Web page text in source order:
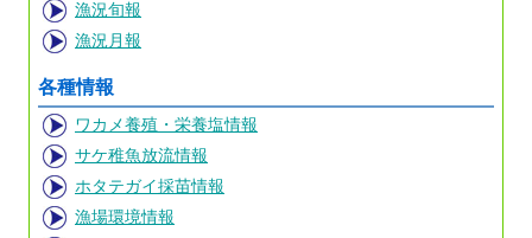
漁況旬報
漁況月報
各種情報
ワカメ養殖・栄養塩情報
サケ稚魚放流情報
ホタテガイ採苗情報
漁場環境情報